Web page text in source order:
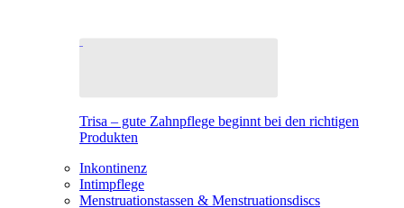
Trisa – gute Zahnpflege beginnt bei den richtigen
Produkten
Inkontinenz
Intimpflege
Menstruationstassen & Menstruationsdiscs